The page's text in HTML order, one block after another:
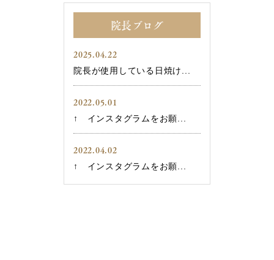
院長ブログ
2025.04.22
院長が使用している日焼け...
2022.05.01
↑ インスタグラムをお願...
2022.04.02
↑ インスタグラムをお願...